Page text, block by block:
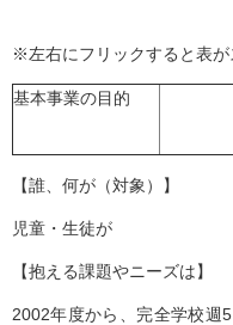
※左右にフリックすると表が
基本事業の目的
【誰、何が（対象）】
児童・生徒が
【抱える課題やニーズは】
2002年度から、完全学校週